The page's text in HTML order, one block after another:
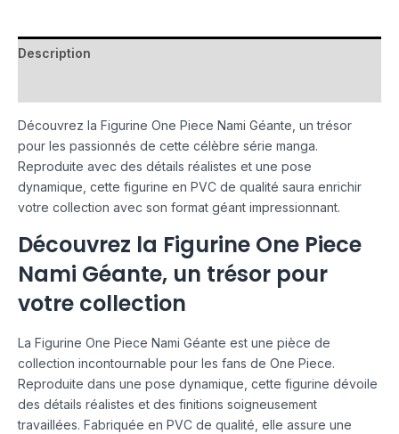
Description
Découvrez la Figurine One Piece Nami Géante, un trésor
pour les passionnés de cette célèbre série manga.
Reproduite avec des détails réalistes et une pose
dynamique, cette figurine en PVC de qualité saura enrichir
votre collection avec son format géant impressionnant.
Découvrez la Figurine One Piece
Nami Géante, un trésor pour
votre collection
La Figurine One Piece Nami Géante est une pièce de
collection incontournable pour les fans de One Piece.
Reproduite dans une pose dynamique, cette figurine dévoile
des détails réalistes et des finitions soigneusement
travaillées. Fabriquée en PVC de qualité, elle assure une